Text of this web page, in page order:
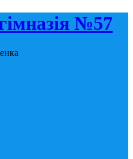
№57